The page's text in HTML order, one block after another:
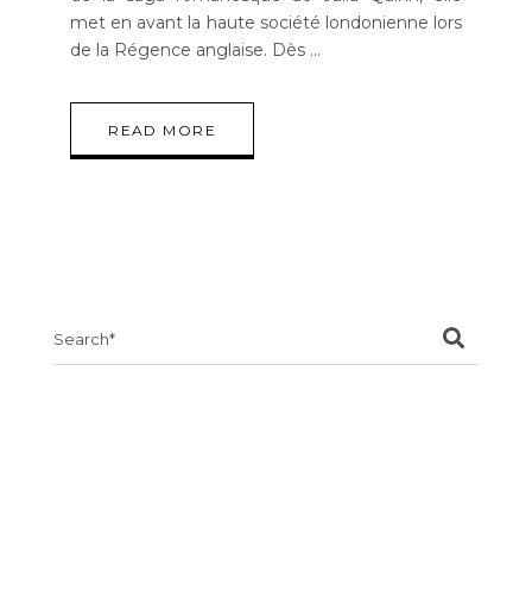
met en avant la haute société londonienne lors
de la Régence anglaise. Dès
READ MORE